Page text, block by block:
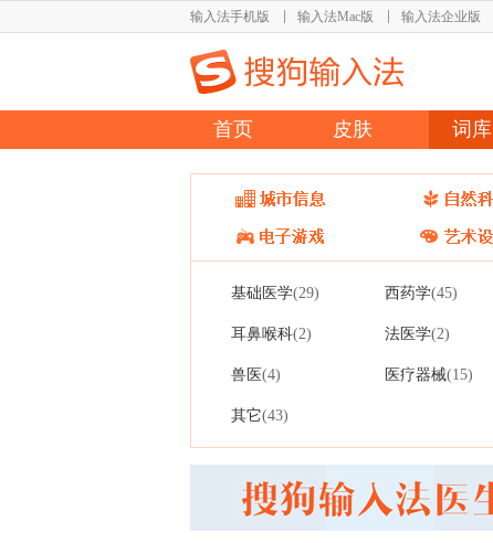
输入法手机版 输入法Mac版 输入法企业版
首页 皮肤 词库
基础医学(29) 西药学(45)
耳鼻喉科(2) 法医学(2)
兽医(4) 医疗器械(15)
其它(43)